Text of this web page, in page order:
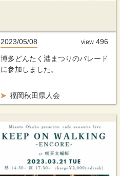
2023/05/08
福岡秋田県人会
博多どんたく港まつりのパレード
に参加しました。
view 496